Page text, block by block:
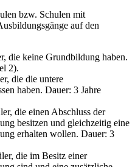
bzw. Schulen mit
auf den
die keine Grundbildung haben.
2).
die die untere
haben. Dauer: 3 Jahre
die einen Abschluss der
besitzen und gleichzeitig eine
erhalten wollen. Dauer: 3
die im Besitz einer